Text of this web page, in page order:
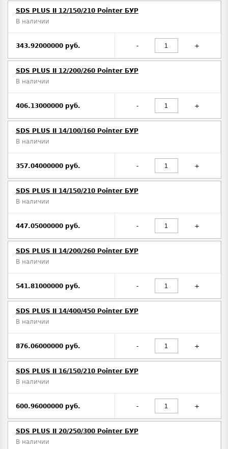
SDS PLUS II 12/150/210 Pointer БУР
В наличии
343.92000000 руб. - +
SDS PLUS II 12/200/260 Pointer БУР
В наличии
406.13000000 руб. - +
SDS PLUS II 14/100/160 Pointer БУР
В наличии
357.04000000 руб. - +
SDS PLUS II 14/150/210 Pointer БУР
В наличии
447.05000000 руб. - +
SDS PLUS II 14/200/260 Pointer БУР
В наличии
541.81000000 руб. - +
SDS PLUS II 14/400/450 Pointer БУР
В наличии
876.06000000 руб. - +
SDS PLUS II 16/150/210 Pointer БУР
В наличии
600.96000000 руб. - +
SDS PLUS II 20/250/300 Pointer БУР
В наличии